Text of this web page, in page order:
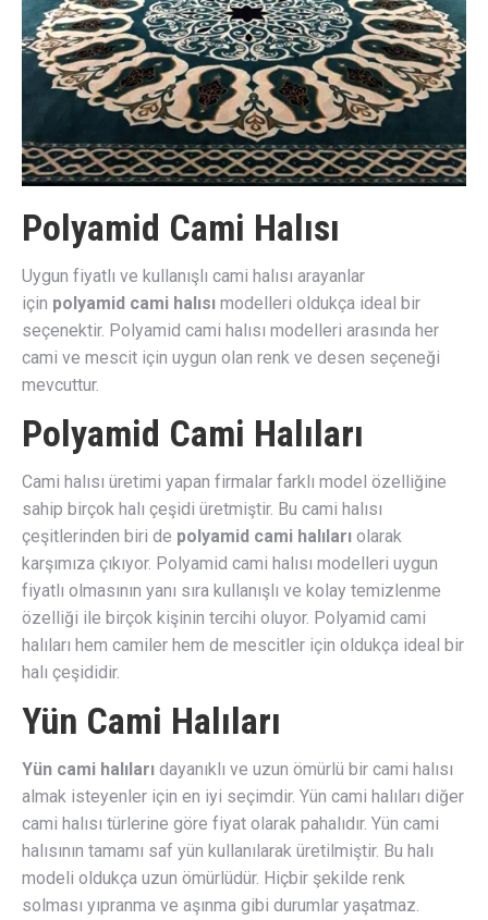
Polyamid Cami Halısı
Uygun fiyatlı ve kullanışlı cami halısı arayanlar
için polyamid cami halısı modelleri oldukça ideal bir
seçenektir. Polyamid cami halısı modelleri arasında her
cami ve mescit için uygun olan renk ve desen seçeneği
mevcuttur.
Polyamid Cami Halıları
Cami halısı üretimi yapan firmalar farklı model özelliğine
sahip birçok halı çeşidi üretmiştir. Bu cami halısı
çeşitlerinden biri de polyamid cami halıları olarak
karşımıza çıkıyor. Polyamid cami halısı modelleri uygun
fiyatlı olmasının yanı sıra kullanışlı ve kolay temizlenme
özelliği ile birçok kişinin tercihi oluyor. Polyamid cami
halıları hem camiler hem de mescitler için oldukça ideal bir
halı çeşididir.
Yün Cami Halıları
Yün cami halıları dayanıklı ve uzun ömürlü bir cami halısı
almak isteyenler için en iyi seçimdir. Yün cami halıları diğer
cami halısı türlerine göre fiyat olarak pahalıdır. Yün cami
halısının tamamı saf yün kullanılarak üretilmiştir. Bu halı
modeli oldukça uzun ömürlüdür. Hiçbir şekilde renk
solması yıpranma ve aşınma gibi durumlar yaşatmaz.